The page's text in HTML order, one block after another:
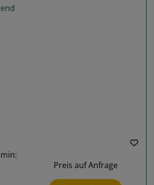
Preis auf Anfrage